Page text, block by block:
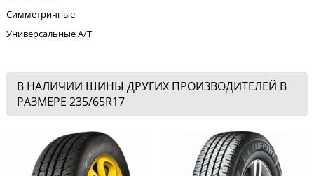
Симметричные
Универсальные A/T
В НАЛИЧИИ ШИНЫ ДРУГИХ ПРОИЗВОДИТЕЛЕЙ В
РАЗМЕРЕ 235/65R17